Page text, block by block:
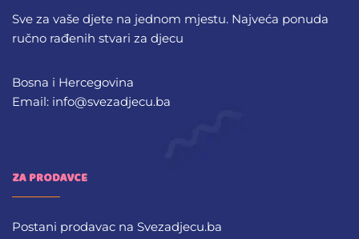
Sve za vaše djete na jednom mjestu. Najveća ponuda
ručno rađenih stvari za djecu
Bosna i Hercegovina
Email: info@svezadjecu.ba
ZA PRODAVCE
Postani prodavac na Svezadjecu.ba